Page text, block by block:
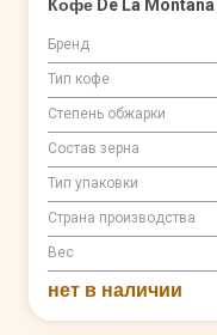
Кофе De La Montana
Бренд
Тип кофе
Степень обжарки
Состав зерна
Тип упаковки
Страна производства
Вес
нет в наличии